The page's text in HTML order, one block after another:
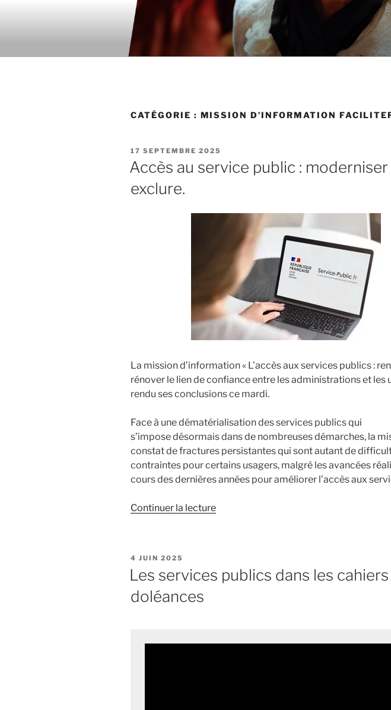
CATÉGORIE : MISSION D’INFORMATION
PUBLIÉ
LE
17 SEPTEMBRE 2025
Accès au service public : moderniser
exclure.
La mission d’information « L’accès aux services publics :
rénover le lien de confiance entre les administrations et les
rendu ses conclusions ce mardi.
Face à une dématérialisation des services publics qui
s’impose désormais dans de nombreuses démarches, la
constat de fractures persistantes qui sont autant de
contraintes pour certains usagers, malgré les avancées
cours des dernières années pour améliorer l’accès aux
Continuer la lecture
:
PUBLIÉ
LE
4 JUIN 2025
Les services publics dans les
doléances